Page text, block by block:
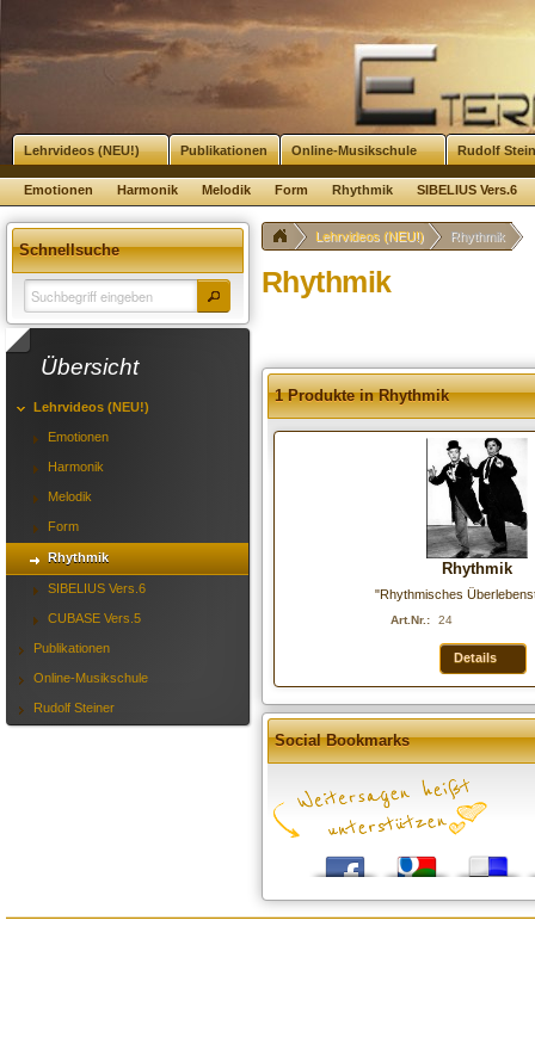
Lehrvideos (NEU!) Publikationen Online-Musikschule Rudolf
Emotionen Harmonik Melodik Form Rhythmik SIBELIUS Vers.6
Schnellsuche
Übersicht
Lehrvideos (NEU!)
Emotionen
Harmonik
Melodik
Form
Rhythmik
SIBELIUS Vers.6
CUBASE Vers.5
Publikationen
Online-Musikschule
Rudolf Steiner
Lehrvideos (NEU!) Rhythmik
Rhythmik
1 Produkte in Rhythmik
Rhythmik
"Rhythmisches
Art.Nr.: 24
Details
Social Bookmarks